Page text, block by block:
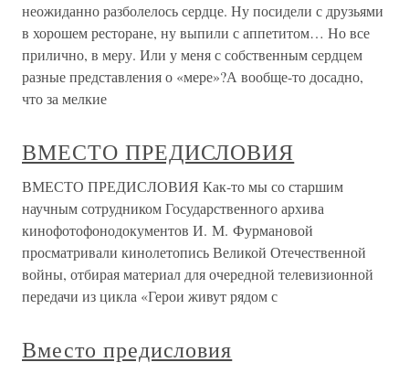
неожиданно разболелось сердце. Ну посидели с друзьями
в хорошем ресторане, ну выпили с аппетитом… Но все
прилично, в меру. Или у меня с собственным сердцем
разные представления о «мере»?А вообще-то досадно,
что за мелкие
ВМЕСТО ПРЕДИСЛОВИЯ
ВМЕСТО ПРЕДИСЛОВИЯ Как-то мы со старшим
научным сотрудником Государственного архива
кинофотофонодокументов И. М. Фурмановой
просматривали кинолетопись Великой Отечественной
войны, отбирая материал для очередной телевизионной
передачи из цикла «Герои живут рядом с
Вместо предисловия